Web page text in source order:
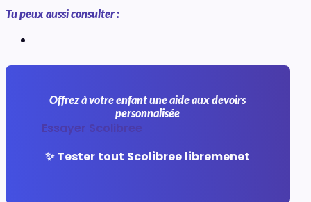
Tu peux aussi consulter :
Offrez à votre enfant une aide aux devoirs
personnalisée
Essayer Scolibree
✨ Tester tout Scolibree libremenet